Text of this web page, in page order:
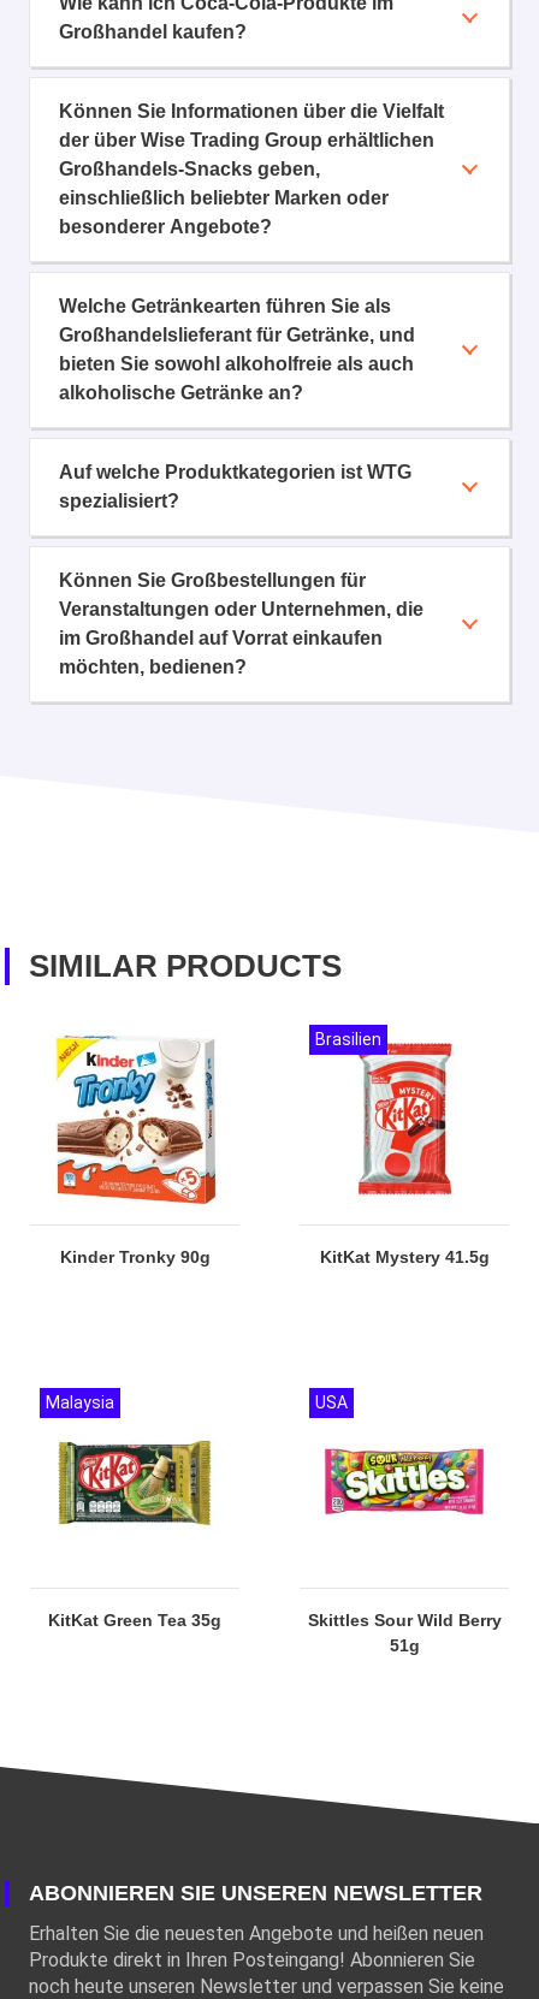
Großhandel kaufen?
Können Sie Informationen über die Vielfalt
der über Wise Trading Group erhältlichen
Großhandels-Snacks geben,
einschließlich beliebter Marken oder
besonderer Angebote?
Welche Getränkearten führen Sie als
Großhandelslieferant für Getränke, und
bieten Sie sowohl alkoholfreie als auch
alkoholische Getränke an?
Auf welche Produktkategorien ist WTG
spezialisiert?
Können Sie Großbestellungen für
Veranstaltungen oder Unternehmen, die
im Großhandel auf Vorrat einkaufen
möchten, bedienen?
SIMILAR PRODUCTS
Kinder Tronky 90g KitKat Mystery 41.5g
Brasilien
KitKat Green Tea 35g
Malaysia
Skittles Sour Wild Berry
51g
USA
ABONNIEREN SIE UNSEREN NEWSLETTER
Erhalten Sie die neuesten Angebote und heißen neuen
Produkte direkt in Ihren Posteingang! Abonnieren Sie
noch heute unseren Newsletter und verpassen Sie keine